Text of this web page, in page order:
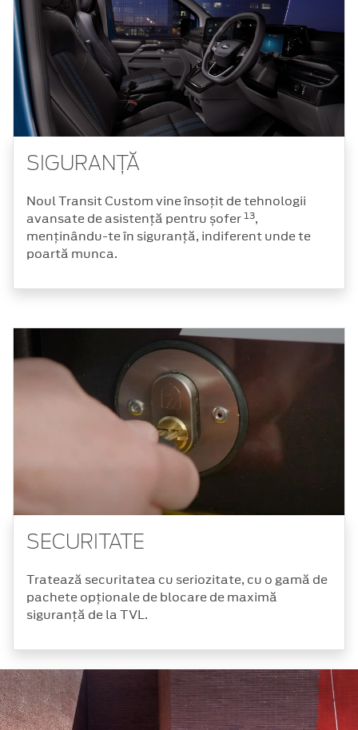
SIGURANȚĂ
Noul Transit Custom vine însoțit de tehnologii
avansate de asistență pentru șofer 13,
menținându-te în siguranță, indiferent unde te
poartă munca.
SECURITATE
Tratează securitatea cu seriozitate, cu o gamă de
pachete opționale de blocare de maximă
siguranță de la TVL.